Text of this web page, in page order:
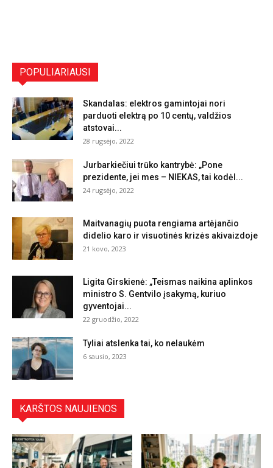
POPULIARIAUSI
Skandalas: elektros gamintojai nori
parduoti elektrą po 10 centų, valdžios
atstovai...
28 rugsėjo, 2022
Jurbarkiečiui trūko kantrybė: „Pone
prezidente, jei mes – NIEKAS, tai kodėl...
24 rugsėjo, 2022
Maitvanagių puota rengiama artėjančio
didelio karo ir visuotinės krizės akivaizdoje
21 kovo, 2023
Ligita Girskienė: „Teismas naikina aplinkos
ministro S. Gentvilo įsakymą, kuriuo
gyventojai...
22 gruodžio, 2022
Tyliai atslenka tai, ko nelaukėm
6 sausio, 2023
KARŠTOS NAUJIENOS